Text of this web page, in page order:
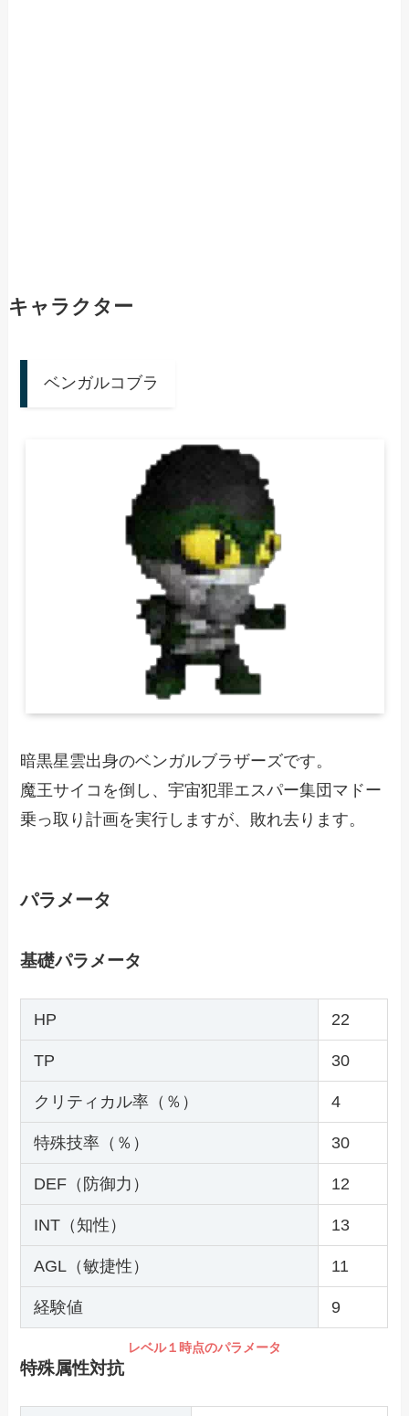
キャラクター
ベンガルコブラ
暗黒星雲出身のベンガルブラザーズです。
魔王サイコを倒し、宇宙犯罪エスパー集団マドー
乗っ取り計画を実行しますが、敗れ去ります。
パラメータ
基礎パラメータ
HP 22
TP 30
クリティカル率（％） 4
特殊技率（％） 30
DEF（防御力） 12
INT（知性） 13
AGL（敏捷性） 11
経験値 9
レベル１時点のパラメータ
特殊属性対抗